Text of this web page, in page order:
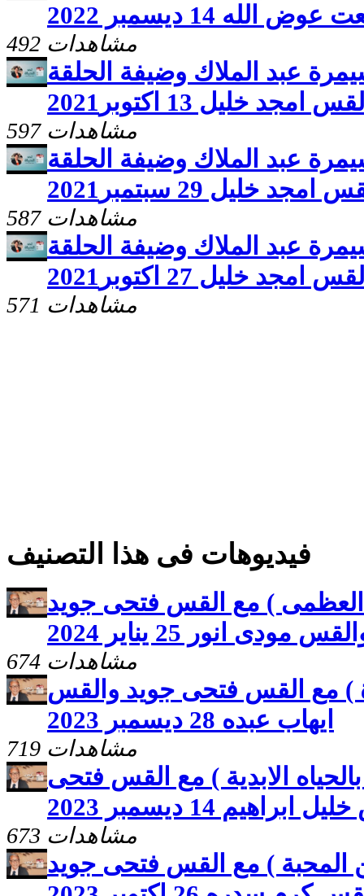
14 ديسمبر 2022
492 مشاهدات
عبد الملاك وضيفة الحلقة
خليل 13 اكتوبر2021
597 مشاهدات
عبد الملاك وضيفة الحلقة
خليل 29 سبتمبر2021
587 مشاهدات
عبد الملاك وضيفة الحلقة
خليل 27 اكتوبر2021
571 مشاهدات
فيديوهات فى هذا التصنيف
العظمى ) مع القس فتحى جويد
مودى انور 25 يناير 2024
674 مشاهدات
) مع القس فتحى جويد والقس
ايهاب عبده 28 ديسمبر 2023
719 مشاهدات
الابدية ) مع القس فتحى
14 ديسمبر 2023
673 مشاهدات
المحبة ) مع القس فتحى جويد